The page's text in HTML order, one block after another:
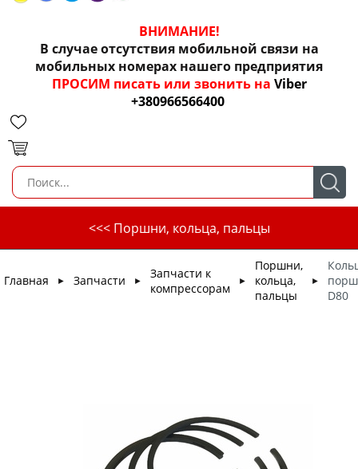
ВНИМАНИЕ!
В случае отсутствия мобильной связи на
мобильных номерах нашего предприятия
ПРОСИМ писать или звонить на Viber
+380966566400
<<< Поршни, кольца, пальцы
Главная ► Запчасти ►
Запчасти к
компрессорам
►
Поршни,
кольца,
пальцы
►
D80